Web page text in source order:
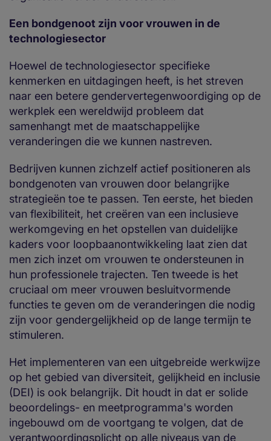
Een bondgenoot zijn voor vrouwen in de
technologiesector
Hoewel de technologiesector specifieke
kenmerken en uitdagingen heeft, is het streven
naar een betere gendervertegenwoordiging op de
werkplek een wereldwijd probleem dat
samenhangt met de maatschappelijke
veranderingen die we kunnen nastreven.
Bedrijven kunnen zichzelf actief positioneren als
bondgenoten van vrouwen door belangrijke
strategieën toe te passen. Ten eerste, het bieden
van flexibiliteit, het creëren van een inclusieve
werkomgeving en het opstellen van duidelijke
kaders voor loopbaanontwikkeling laat zien dat
men zich inzet om vrouwen te ondersteunen in
hun professionele trajecten. Ten tweede is het
cruciaal om meer vrouwen besluitvormende
functies te geven om de veranderingen die nodig
zijn voor gendergelijkheid op de lange termijn te
stimuleren.
Het implementeren van een uitgebreide werkwijze
op het gebied van diversiteit, gelijkheid en inclusie
(DEI) is ook belangrijk. Dit houdt in dat er solide
beoordelings- en meetprogramma's worden
ingebouwd om de voortgang te volgen, dat de
verantwoordingsplicht op alle niveaus van de